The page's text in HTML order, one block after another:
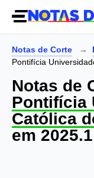
Notas de Corte
Pontifícia
Notas de
Pontifícia
Católica
em 2025.1